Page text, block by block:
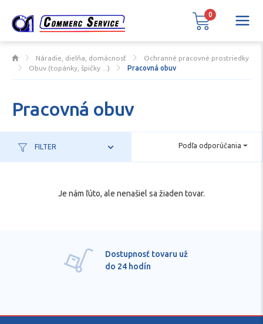
Náradie, dielňa, domácnosť
Ochranné pracovné prostriedky
Obuv (topánky, špičky ...)
Pracovná obuv
Pracovná obuv
FILTER Podľa odporúčania
Je nám ľúto, ale nenašiel sa žiaden tovar.
Dostupnosť tovaru už
do 24 hodín
0